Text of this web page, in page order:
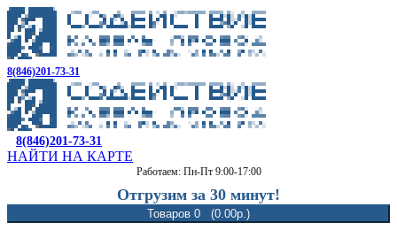
8(846)201-73-31
8(846)201-73-31
НАЙТИ НА КАРТЕ
Работаем: Пн-Пт 9:00-17:00
Отгрузим за 30 минут!
Товаров 0 (0.00р.)